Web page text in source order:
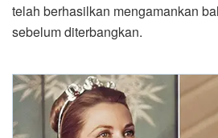
telah berhasilkan mengamankan
sebelum diterbangkan.